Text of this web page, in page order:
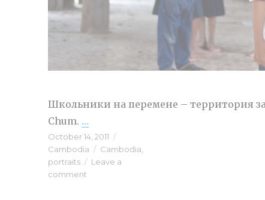
Школьники на перемене – территория
Chum. …
Posted
on
October 14, 2011
Cambodia
Tags
Cambodia
portraits
Leave a
comment